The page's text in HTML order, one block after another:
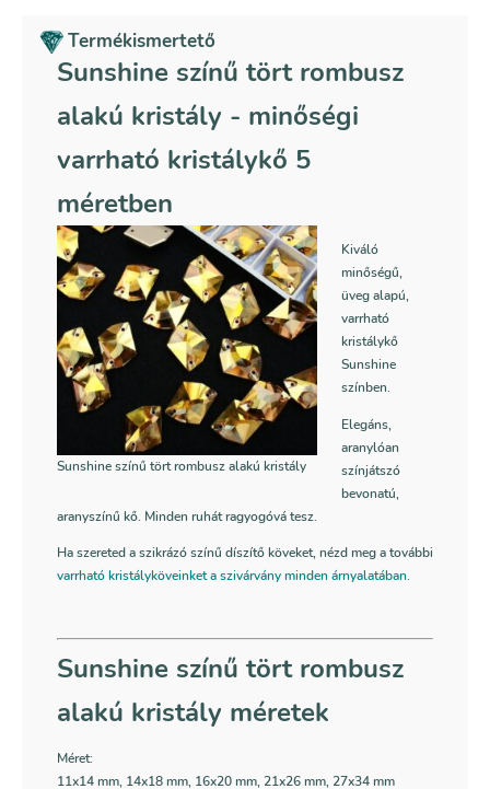
Termékismertető
Sunshine színű tört rombusz
alakú kristály - minőségi
varrható kristálykő 5
méretben
Sunshine színű tört rombusz alakú kristály
Kiváló
minőségű,
üveg alapú,
varrható
kristálykő
Sunshine
színben.
Elegáns,
aranylóan
színjátszó
bevonatú,
aranyszínű kő. Minden ruhát ragyogóvá tesz.
Ha szereted a szikrázó színű díszítő köveket, nézd meg a további
varrható kristályköveinket a szivárvány minden árnyalatában.
Sunshine színű tört rombusz
alakú kristály méretek
Méret:
11x14 mm, 14x18 mm, 16x20 mm, 21x26 mm, 27x34 mm